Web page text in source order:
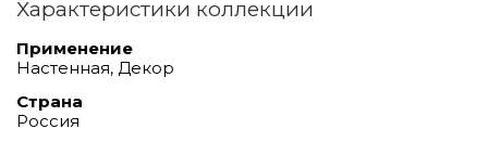
Характеристики коллекции
Применение
Настенная, Декор
Страна
Россия